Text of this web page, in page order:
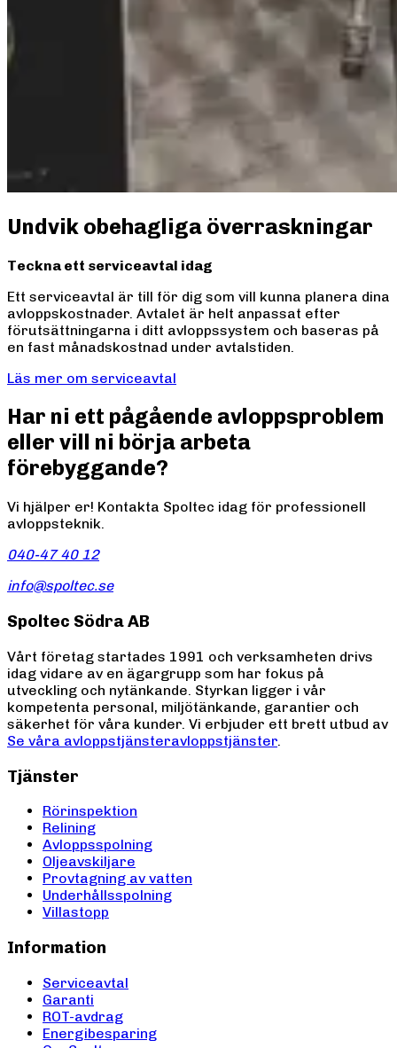
Undvik obehagliga överraskningar
Teckna ett serviceavtal idag
Ett serviceavtal är till för dig som vill kunna planera dina
avloppskostnader. Avtalet är helt anpassat efter
förutsättningarna i ditt avloppssystem och baseras på
en fast månadskostnad under avtalstiden.
Läs mer om serviceavtal
Har ni ett pågående avloppsproblem
eller vill ni börja arbeta
förebyggande?
Vi hjälper er! Kontakta Spoltec idag för professionell
avloppsteknik.
040-47 40 12
info@spoltec.se
Spoltec Södra AB
Vårt företag startades 1991 och verksamheten drivs
idag vidare av en ägargrupp som har fokus på
utveckling och nytänkande. Styrkan ligger i vår
kompetenta personal, miljötänkande, garantier och
säkerhet för våra kunder. Vi erbjuder ett brett utbud av
Se våra avloppstjänsteravloppstjänster.
Tjänster
Rörinspektion
Relining
Avloppsspolning
Oljeavskiljare
Provtagning av vatten
Underhållsspolning
Villastopp
Information
Serviceavtal
Garanti
ROT-avdrag
Energibesparing